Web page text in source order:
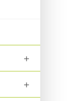
+
+